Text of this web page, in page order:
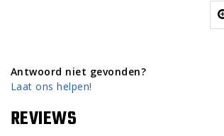
Antwoord niet gevonden?
Laat ons helpen!
REVIEWS